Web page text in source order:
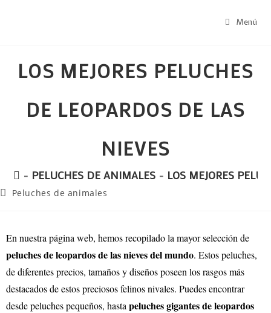
Menú
LOS MEJORES PELUCHES
DE LEOPARDOS DE LAS
NIEVES
- PELUCHES DE ANIMALES - LOS MEJORES
Peluches de animales
En nuestra página web, hemos recopilado la mayor selección de
peluches de leopardos de las nieves del mundo. Estos peluches,
de diferentes precios, tamaños y diseños poseen los rasgos más
destacados de estos preciosos felinos nivales. Puedes encontrar
desde peluches pequeños, hasta peluches gigantes de leopardos